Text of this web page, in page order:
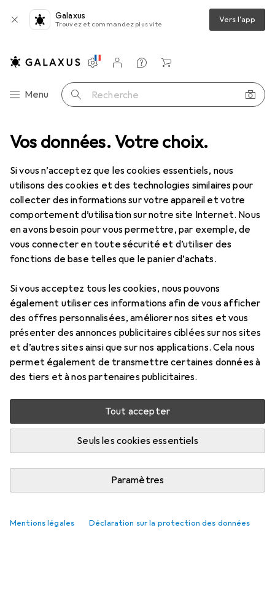
Vos données. Votre choix.
Si vous n’acceptez que les cookies essentiels, nous
utilisons des cookies et des technologies similaires pour
collecter des informations sur votre appareil et votre
comportement d’utilisation sur notre site Internet. Nous
en avons besoin pour vous permettre, par exemple, de
vous connecter en toute sécurité et d’utiliser des
fonctions de base telles que le panier d’achats.
Si vous acceptez tous les cookies, nous pouvons
également utiliser ces informations afin de vous afficher
des offres personnalisées, améliorer nos sites et vous
présenter des annonces publicitaires ciblées sur nos sites
et d’autres sites ainsi que sur nos applications. Cela nous
permet également de transmettre certaines données à
des tiers et à nos partenaires publicitaires.
Tout accepter
Seuls les cookies essentiels
Paramètres
Mentions légales Déclaration sur la protection des données
Galaxus
Trouvez et commandez plus vite Vers l'app
Navigation par catégorie
Menu Recherche
Paramètres
Compte client
Listes de comparaison
Listes d'envies
Panier
Outil électrique Outils électriques : accessoires
Taraud
ProduitsForum